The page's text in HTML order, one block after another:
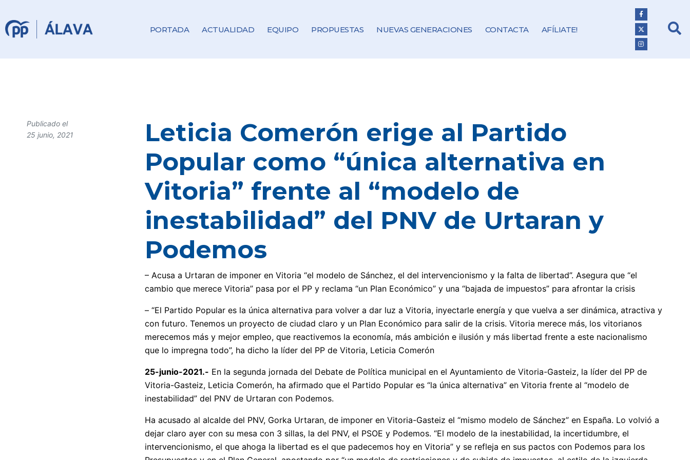
PORTADA ACTUALIDAD EQUIPO PROPUESTAS NUEVAS GENERACIONES CONTACTA AFÍLIATE!
Publicado el
25 junio, 2021
Leticia Comerón erige al Partido
Popular como “única alternativa en
Vitoria” frente al “modelo de
inestabilidad” del PNV de Urtaran y
Podemos
– Acusa a Urtaran de imponer en Vitoria “el modelo de Sánchez, el del intervencionismo y la falta de libertad”. Asegura que “el
cambio que merece Vitoria” pasa por el PP y reclama “un Plan Económico” y una “bajada de impuestos” para afrontar la crisis
– “El Partido Popular es la única alternativa para volver a dar luz a Vitoria, inyectarle energía y que vuelva a ser dinámica, atractiva y
con futuro. Tenemos un proyecto de ciudad claro y un Plan Económico para salir de la crisis. Vitoria merece más, los vitorianos
merecemos más y mejor empleo, que reactivemos la economía, más ambición e ilusión y más libertad frente a este nacionalismo
que lo impregna todo”, ha dicho la líder del PP de Vitoria, Leticia Comerón
25-junio-2021.- En la segunda jornada del Debate de Política municipal en el Ayuntamiento de Vitoria-Gasteiz, la líder del PP de
Vitoria-Gasteiz, Leticia Comerón, ha afirmado que el Partido Popular es “la única alternativa” en Vitoria frente al “modelo de
inestabilidad” del PNV de Urtaran con Podemos.
Ha acusado al alcalde del PNV, Gorka Urtaran, de imponer en Vitoria-Gasteiz el “mismo modelo de Sánchez” en España. Lo volvió a
dejar claro ayer con su mesa con 3 sillas, la del PNV, el PSOE y Podemos. “El modelo de la inestabilidad, la incertidumbre, el
intervencionismo, el que ahoga la libertad es el que padecemos hoy en Vitoria” y se refleja en sus pactos con Podemos para los